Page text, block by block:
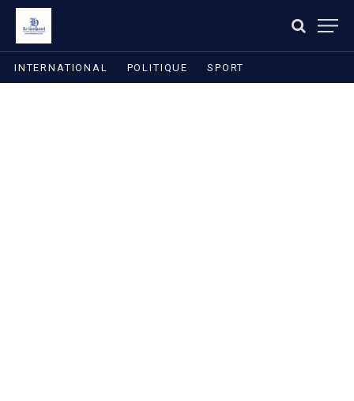
INTERNATIONAL POLITIQUE SPORT